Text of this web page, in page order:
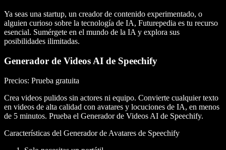
Ya seas una startup, un creador de contenido experimentado, o
alguien curioso sobre la tecnología de IA, Futurepedia es tu recurso
esencial. Sumérgete en el mundo de la IA y explora sus
posibilidades ilimitadas.
Generador de Videos AI de Speechify
Precios: Prueba gratuita
Crea videos pulidos sin actores ni equipo. Convierte cualquier texto
en videos de alta calidad con avatares y locuciones de IA, en menos
de 5 minutos. Prueba el Generador de Videos AI de Speechify.
Características del Generador de Avatares de Speechify